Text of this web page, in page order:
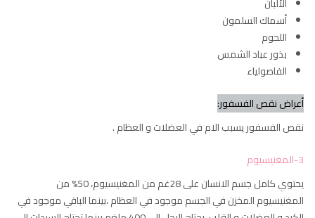
الألبان
أسماك السلمون
اللحوم
بذور عباد الشمس
الفاصولياء
أعراض نقص الفسفور:
نقص الفسفور يسبب الام في العضلات و العظام .
3-المغنيسيوم
يحتوي كامل جسم الانسان على 28غم من المغنيسيوم، 50% من
المغنيسيوم المخزن في الجسم موجود في العظام ،بينما الباقي موجود في